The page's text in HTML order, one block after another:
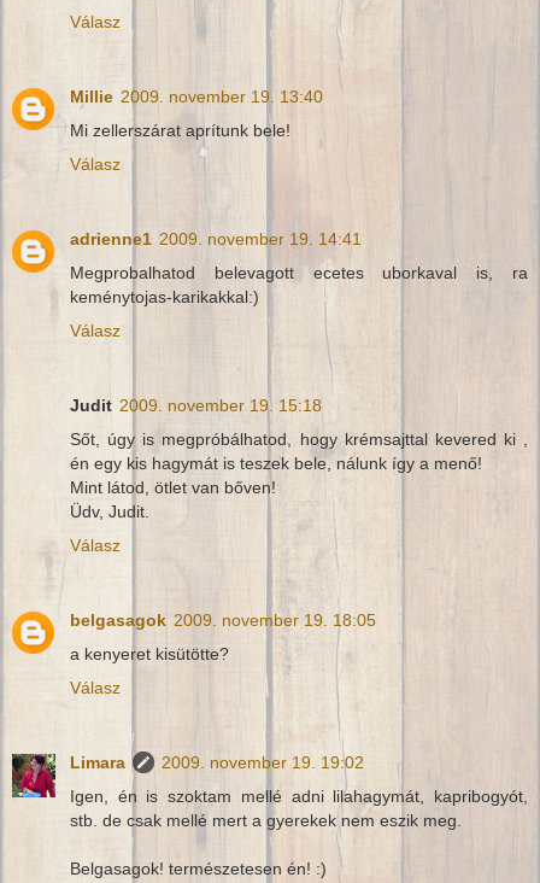
Válasz
Millie 2009. november 19. 13:40
Mi zellerszárat aprítunk bele!
Válasz
adrienne1 2009. november 19. 14:41
Megprobalhatod belevagott ecetes uborkaval is, ra
keménytojas-karikakkal:)
Válasz
Judit 2009. november 19. 15:18
Sőt, úgy is megpróbálhatod, hogy krémsajttal kevered ki ,
én egy kis hagymát is teszek bele, nálunk így a menő!
Mint látod, ötlet van bőven!
Üdv, Judit.
Válasz
belgasagok 2009. november 19. 18:05
a kenyeret kisütötte?
Válasz
Limara
2009. november 19. 19:02
Igen, én is szoktam mellé adni lilahagymát, kapribogyót,
stb. de csak mellé mert a gyerekek nem eszik meg.
Belgasagok! természetesen én! :)